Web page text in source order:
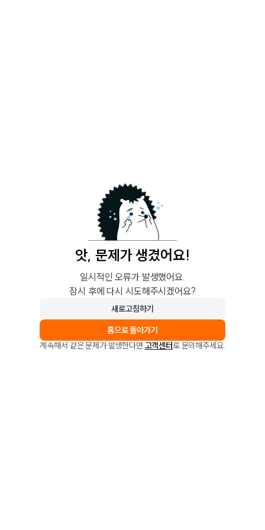
앗, 문제가 생겼어요!
일시적인 오류가 발생했어요.
잠시 후에 다시 시도해주시겠어요?
새로고침하기
홈으로 돌아가기
계속해서 같은 문제가 발생한다면 고객센터로 문의해주세요.